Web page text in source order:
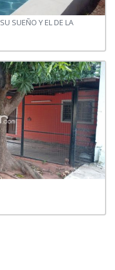
SUEÑO Y EL DE LA